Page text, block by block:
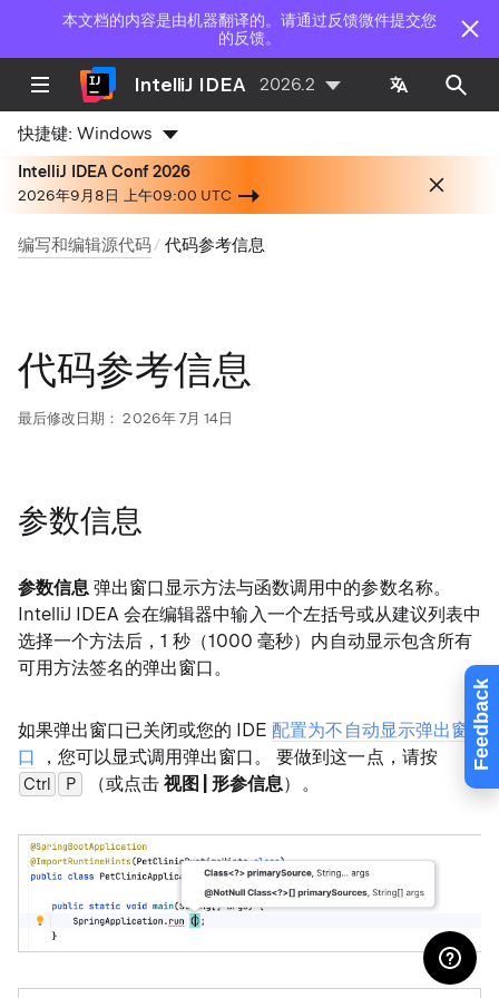
本文档的内容是由机器翻译的。请通过反馈微件提交您
的反馈。
Feedback
IntelliJ IDEA 2026.2
快捷键:Windows
IntelliJ IDEA Conf 2026
2026年9月8日 上午09:00 UTC
编写和编辑源代码 代码参考信息
代码参考信息
最后修改日期： 2026年 7月 14日
参数信息
参数信息 弹出窗口显示方法与函数调用中的参数名称。
IntelliJ IDEA 会在编辑器中输入一个左括号或从建议列表中
选择一个方法后，1 秒（1000 毫秒）内自动显示包含所有
可用方法签名的弹出窗口。
如果弹出窗口已关闭或您的 IDE 配置为不自动显示弹出窗
口
，您可以显式调用弹出窗口。 要做到这一点，请按
Ctrl 0
P （或点击视图 | 形参信息）。